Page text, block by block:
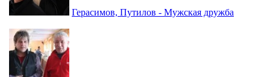
Герасимов, Путилов - Мужская дружба